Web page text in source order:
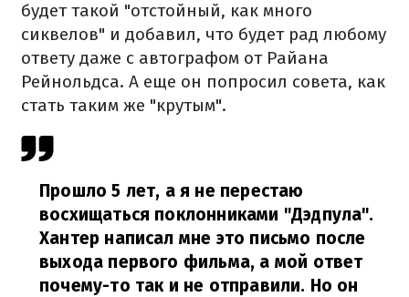
будет такой "отстойный, как много
сиквелов" и добавил, что будет рад любому
ответу даже с автографом от Райана
Рейнольдса. А еще он попросил совета, как
стать таким же "крутым".
Прошло 5 лет, а я не перестаю
восхищаться поклонниками "Дэдпула".
Хантер написал мне это письмо после
выхода первого фильма, а мой ответ
почему-то так и не отправили. Но он